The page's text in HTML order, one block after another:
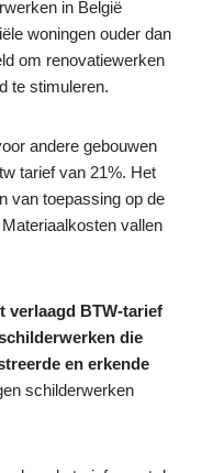
in België
woningen ouder dan
om renovatiewerken
te stimuleren.
andere gebouwen
tarief van 21%. Het
van toepassing op de
vallen
verlaagd BTW-tarief
die
en erkende
schilderwerken